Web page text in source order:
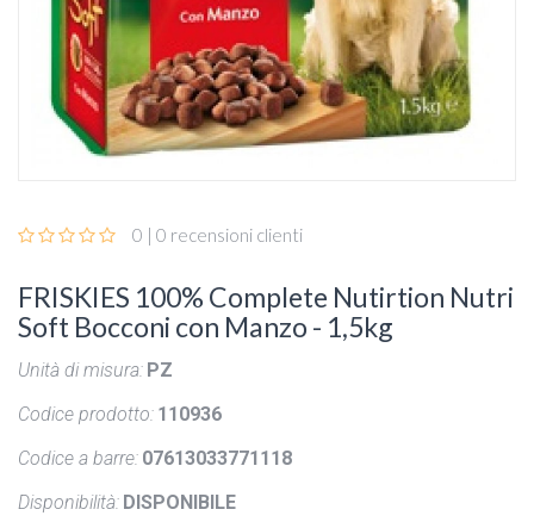
0 | 0 recensioni clienti
FRISKIES 100% Complete Nutirtion Nutri
Soft Bocconi con Manzo - 1,5kg
Unità di misura: PZ
Codice prodotto: 110936
Codice a barre: 07613033771118
Disponibilità: DISPONIBILE